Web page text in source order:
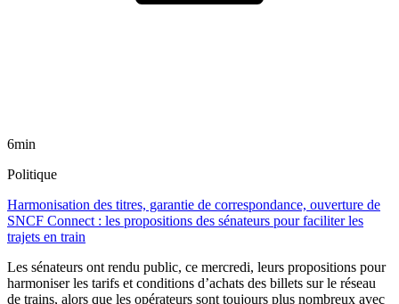
6min
Politique
Harmonisation des titres, garantie de correspondance, ouverture de
SNCF Connect : les propositions des sénateurs pour faciliter les
trajets en train
Les sénateurs ont rendu public, ce mercredi, leurs propositions pour
harmoniser les tarifs et conditions d’achats des billets sur le réseau
de trains, alors que les opérateurs sont toujours plus nombreux avec